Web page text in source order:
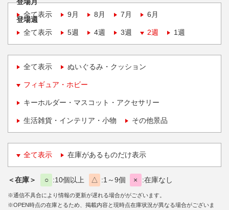
全て表示
9月 8月 7月 6月
登場週
全て表示
5週 4週 3週 2週 1週
全て表示 ぬいぐるみ・クッション
フィギュア・ホビー
キーホルダー・マスコット・アクセサリー
生活雑貨・インテリア・小物 その他景品
全て表示 在庫があるものだけ表示
＜在庫＞ ○ 10個以上 △ 1～9個 × 在庫なし
※通信不具合により情報の更新が遅れる場合ががございます。
※OPEN時点の在庫とるため、掲載内容と現時点在庫状況が異なる場合がございま